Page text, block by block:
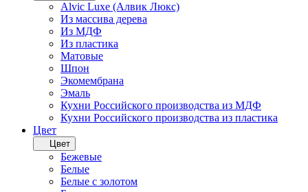
Alvic Luxe (Алвик Люкс)
Из массива дерева
Из МДФ
Из пластика
Матовые
Шпон
Экомембрана
Эмаль
Кухни Российского производства из МДФ
Кухни Российского производства из пластика
Цвет
Цвет
Бежевые
Белые
Белые с золотом